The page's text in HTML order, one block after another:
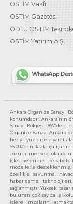
OSTİM Vakfı
OSTİM Gazetesi
ODTÜ OSTİM
OSTİM Yatırım A.Ş.
Ankara Organize Sanayi
konumdadır. Ankara’nın
Sanayi Bölgesi 1967’den
Organize Sanayi Ankara
her yıl yüzlerce ziyaret
65.000’den fazla
çözüm merkezi olarak
işletmelerinin
modellerle desteklenmiş,
özellikle savunma,
haberleşme
sağlanmıştır.Yüksek
bulunan çok sayıda iş
işlere imzalarını